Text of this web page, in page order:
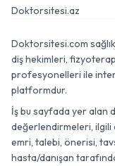
Doktorsitesi.az
Doktorsitesi.com
diş hekimleri,
profesyonelleri ile
platformdur.
İş bu sayfada yer alan
değerlendirmeleri, ilgili
emri, talebi, önerisi,
hasta/danışan